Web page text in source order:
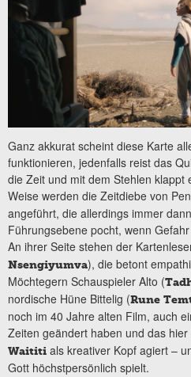
Ganz akkurat scheint diese Karte
funktionieren, jedenfalls reist das
die Zeit und mit dem Stehlen
Weise werden die Zeitdiebe von
angeführt, die allerdings immer
Führungsebene pocht, wenn
An ihrer Seite stehen der
Nsengiyumva), die betont
Möchtegern Schauspieler Alto (
nordische Hüne Bittelig (Rune
noch im 40 Jahre alten Film, auch
Zeiten geändert haben und das
Waititi als kreativer Kopf agiert –
Gott höchstpersönlich spielt.